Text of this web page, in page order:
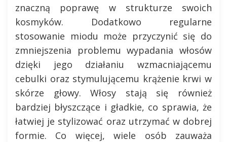
znaczną poprawę w strukturze swoich
kosmyków. Dodatkowo regularne
stosowanie miodu może przyczynić się do
zmniejszenia problemu wypadania włosów
dzięki jego działaniu wzmacniającemu
cebulki oraz stymulującemu krążenie krwi w
skórze głowy. Włosy stają się również
bardziej błyszczące i gładkie, co sprawia, że
łatwiej je stylizować oraz utrzymać w dobrej
formie. Co więcej, wiele osób zauważa